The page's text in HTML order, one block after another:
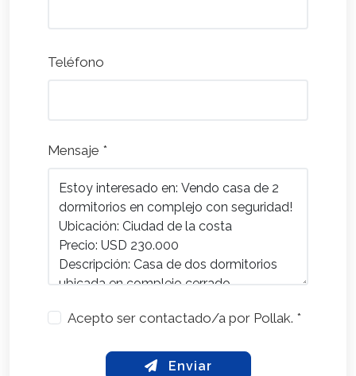
Teléfono
Mensaje *
Acepto ser contactado/a por Pollak. *
Enviar